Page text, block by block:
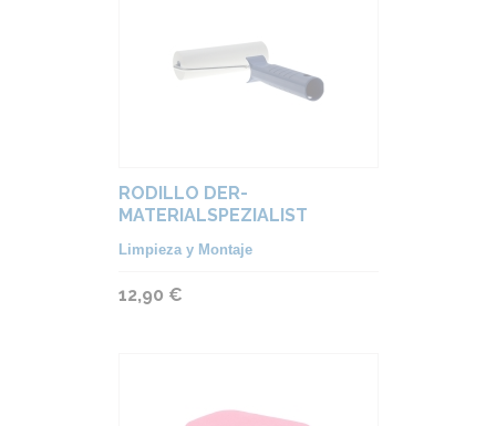
RODILLO DER-
MATERIALSPEZIALIST
Limpieza y Montaje
12,90 €